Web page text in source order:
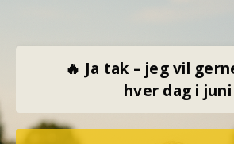
🔥 Ja tak – jeg vil
hver dag i juni